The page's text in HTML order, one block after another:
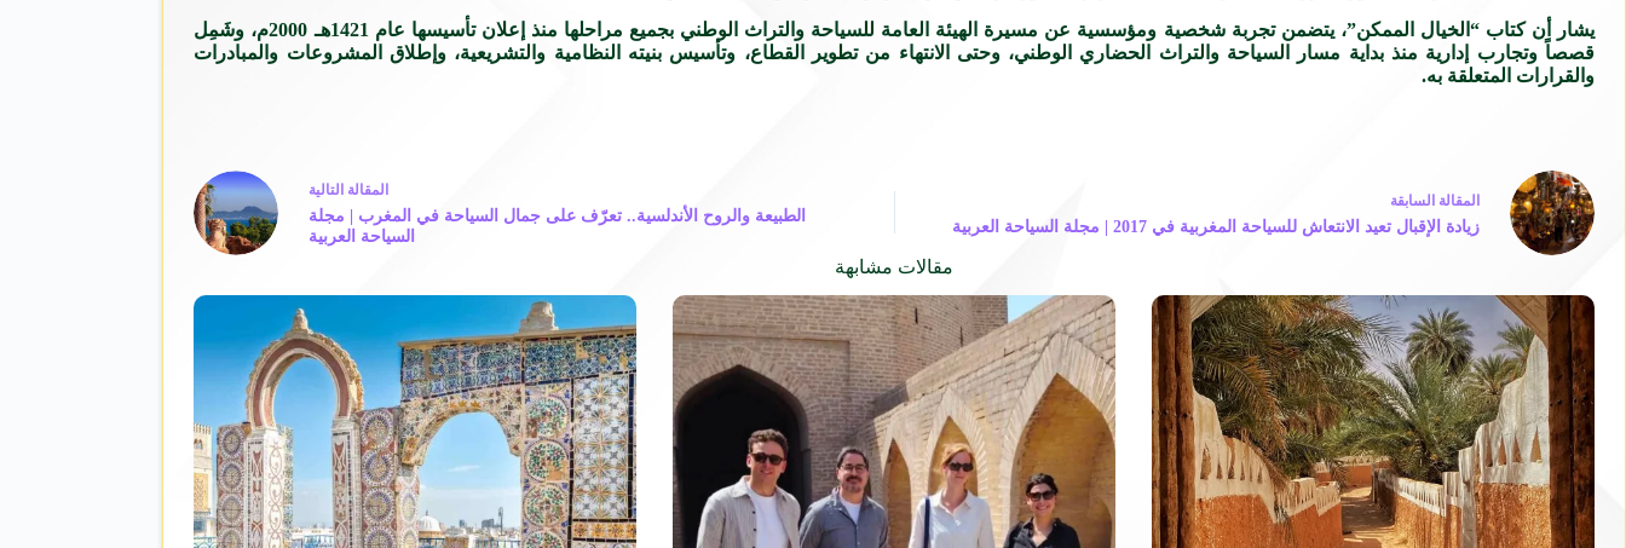
يشار أن كتاب “الخيال الممكن”، يتضمن تجربة شخصية ومؤسسية عن مسيرة الهيئة العامة للسياحة والتراث الوطني بجميع مراحلها منذ إعلان تأسيسها عام 1421هـ 2000م، وشَمِل
قصصاً وتجارب إدارية منذ بداية مسار السياحة والتراث الحضاري الوطني، وحتى الانتهاء من تطوير القطاع، وتأسيس بنيته النظامية والتشريعية، وإطلاق المشروعات والمبادرات
والقرارات المتعلقة به.
المقالة السابقة
زيادة الإقبال تعيد الانتعاش للسياحة المغربية في 2017 | مجلة السياحة العربية
المقالة التالية
الطبيعة والروح الأندلسية.. تعرّف على جمال السياحة في المغرب | مجلة
السياحة العربية
مقالات مشابهة